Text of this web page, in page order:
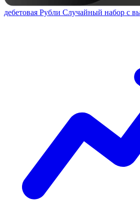
дебетовая Рубли Случайный набор с